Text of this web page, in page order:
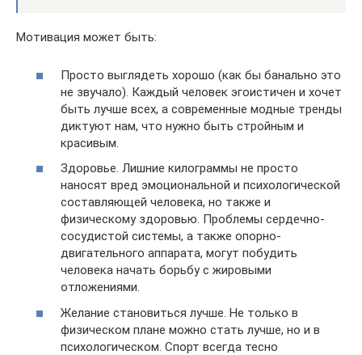
Мотивация может быть:
Просто выглядеть хорошо (как бы банально это
не звучало). Каждый человек эгоистичен и хочет
быть лучше всех, а современные модные тренды
диктуют нам, что нужно быть стройным и
красивым.
Здоровье. Лишние килограммы не просто
наносят вред эмоциональной и психологической
составляющей человека, но также и
физическому здоровью. Проблемы сердечно-
сосудистой системы, а также опорно-
двигательного аппарата, могут побудить
человека начать борьбу с жировыми
отложениями.
Желание становиться лучше. Не только в
физическом плане можно стать лучше, но и в
психологическом. Спорт всегда тесно